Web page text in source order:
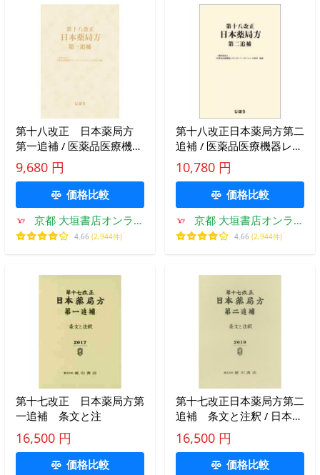
第十八改正 日本薬局方
第一追補 / 医薬品医療機器
レギュ
9,680 円
価格比較
京都 大垣書店オンライ
ン
4.66 (2,944件)
第十八改正日本薬局方第二
追補 / 医薬品医療機器レギ
ュラトリーサイエンス財団
／編集
10,780 円
価格比較
京都 大垣書店オンライ
ン
4.66 (2,944件)
第十七改正 日本薬局方第
一追補 条文と注
16,500 円
価格比較
第十七改正日本薬局方第二
追補 条文と注釈 / 日本薬
局方解説書編集委員会／編
16,500 円
価格比較